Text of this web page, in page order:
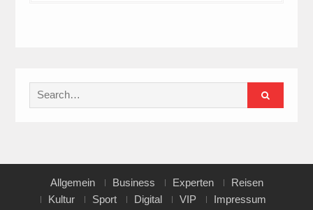
Search
for:
Allgemein Business Experten
Reisen
Kultur
Sport Digital VIP
Impressum